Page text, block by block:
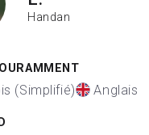
Handan
(Simplifié) Anglais